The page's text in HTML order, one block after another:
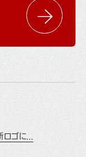
ゴに...